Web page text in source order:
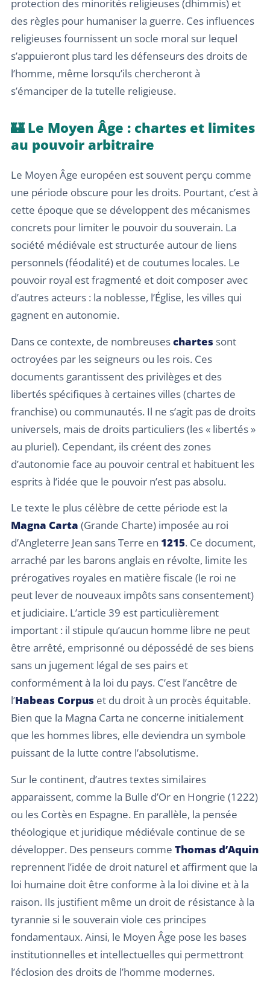
protection des minorités religieuses (dhimmis) et
des règles pour humaniser la guerre. Ces influences
religieuses fournissent un socle moral sur lequel
s’appuieront plus tard les défenseurs des droits de
l’homme, même lorsqu’ils chercheront à
s’émanciper de la tutelle religieuse.
🏰 Le Moyen Âge : chartes et limites
au pouvoir arbitraire
Le Moyen Âge européen est souvent perçu comme
une période obscure pour les droits. Pourtant, c’est à
cette époque que se développent des mécanismes
concrets pour limiter le pouvoir du souverain. La
société médiévale est structurée autour de liens
personnels (féodalité) et de coutumes locales. Le
pouvoir royal est fragmenté et doit composer avec
d’autres acteurs : la noblesse, l’Église, les villes qui
gagnent en autonomie.
Dans ce contexte, de nombreuseschartes sont
octroyées par les seigneurs ou les rois. Ces
documents garantissent des privilèges et des
libertés spécifiques à certaines villes (chartes de
franchise) ou communautés. Il ne s’agit pas de droits
universels, mais de droits particuliers (les « libertés »
au pluriel). Cependant, ils créent des zones
d’autonomie face au pouvoir central et habituent les
esprits à l’idée que le pouvoir n’est pas absolu.
Le texte le plus célèbre de cette période est la
Magna Carta (Grande Charte) imposée au roi
d’Angleterre Jean sans Terre en 1215. Ce document,
arraché par les barons anglais en révolte, limite les
prérogatives royales en matière fiscale (le roi ne
peut lever de nouveaux impôts sans consentement)
et judiciaire. L’article 39 est particulièrement
important : il stipule qu’aucun homme libre ne peut
être arrêté, emprisonné ou dépossédé de ses biens
sans un jugement légal de ses pairs et
conformément à la loi du pays. C’est l’ancêtre de
l’Habeas Corpus et du droit à un procès équitable.
Bien que la Magna Carta ne concerne initialement
que les hommes libres, elle deviendra un symbole
puissant de la lutte contre l’absolutisme.
Sur le continent, d’autres textes similaires
apparaissent, comme la Bulle d’Or en Hongrie (1222)
ou les Cortès en Espagne. En parallèle, la pensée
théologique et juridique médiévale continue de se
développer. Des penseurs comme Thomas d’Aquin
reprennent l’idée de droit naturel et affirment que la
loi humaine doit être conforme à la loi divine et à la
raison. Ils justifient même un droit de résistance à la
tyrannie si le souverain viole ces principes
fondamentaux. Ainsi, le Moyen Âge pose les bases
institutionnelles et intellectuelles qui permettront
l’éclosion des droits de l’homme modernes.